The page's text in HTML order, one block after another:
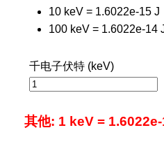
10 keV = 1.6022e-15 J
100 keV = 1.6022e-14
千电子伏特 (keV)
其他: 1 keV =